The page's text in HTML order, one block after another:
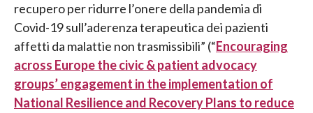
recupero per ridurre l’onere della pandemia di
Covid-19 sull’aderenza terapeutica dei pazienti
affetti da malattie non trasmissibili” (“Encouraging
across Europe the civic & patient advocacy
groups’ engagement in the implementation of
National Resilience and Recovery Plans to reduce